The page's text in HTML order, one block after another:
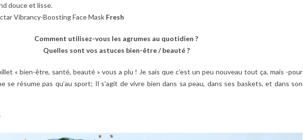
douce et lisse.
Vibrancy-Boosting Face Mask Fresh
Comment utilisez-vous les agrumes au quotidien ?
Quelles sont vos astuces bien-être / beauté ?
« bien-être, santé, beauté » vous a plu ! Je sais que c’est un peu nouveau tout ça, mais -pour
se résume pas qu’au sport; Il s’agit de vivre bien dans sa peau, dans ses baskets, et dans son